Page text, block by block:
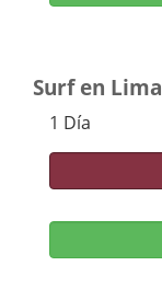
Surf en Lima
1 Día